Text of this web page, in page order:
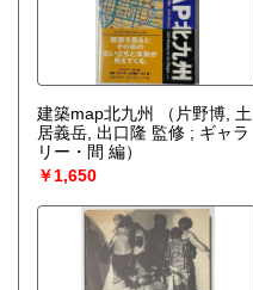
建築map北九州
（片野博, 土
居義岳, 出口隆 監修 ; ギャラ
リー・間 編）
￥1,650